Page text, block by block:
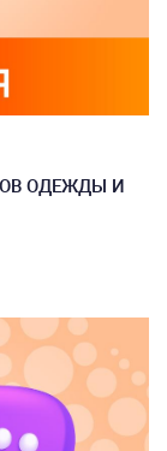
ОДЕЖДЫ И